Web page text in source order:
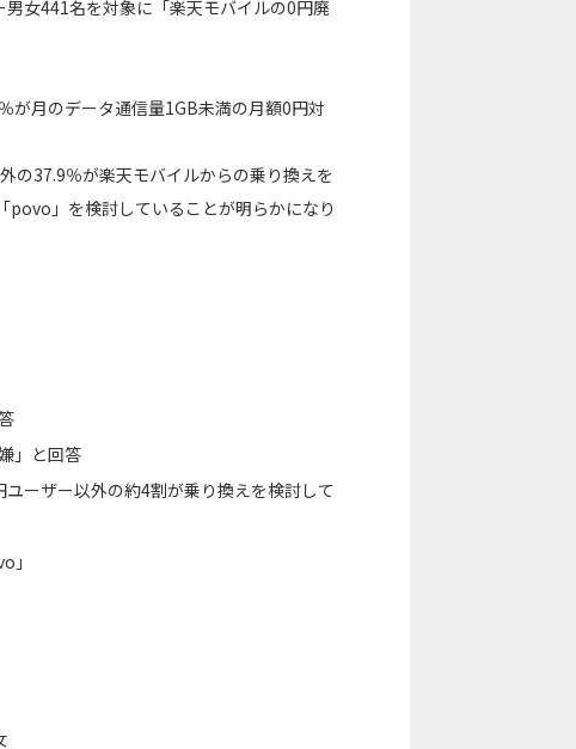
女441名を対象に「楽天モバイルの0円廃
が月のデータ通信量1GB未満の月額0円対
の37.9％が楽天モバイルからの乗り換えを
povo」を検討していることが明らかになり
」と回答
ーザー以外の約4割が乗り換えを検討して
」